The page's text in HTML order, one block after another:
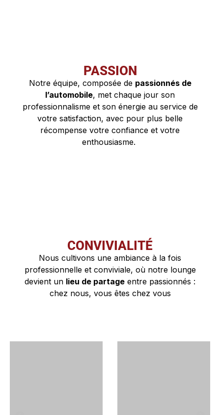
PASSION
Notre équipe, composée de passionnés de
l’automobile, met chaque jour son
professionnalisme et son énergie au service de
votre satisfaction, avec pour plus belle
récompense votre confiance et votre
enthousiasme.
CONVIVIALITÉ
Nous cultivons une ambiance à la fois
professionnelle et conviviale, où notre lounge
devient un lieu de partage entre passionnés :
chez nous, vous êtes chez vous